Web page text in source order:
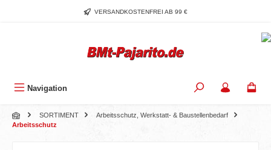
Zum Hauptinhalt springenVERSANDKOSTENFREI AB 99 €
Navigation
SORTIMENT
Arbeitsschutz, Werkstatt- & Baustellenbedarf
Arbeitsschutz